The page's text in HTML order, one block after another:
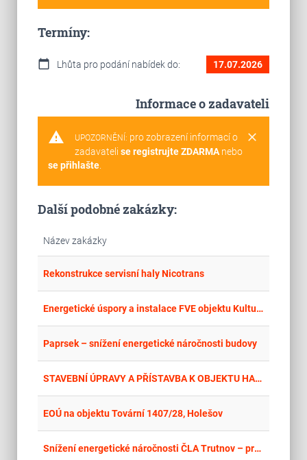
Termíny:
calendar_today Lhůta pro podání nabídek do: 17.07.2026
Informace o zadavateli
warning clear
UPOZORNĚNÍ: pro zobrazení informací o
zadavateli se registrujte ZDARMAnebo
se přihlašte.
Další podobné zakázky:
Název zakázky
Rekonstrukce servisní haly Nicotrans
Energetické úspory a instalace FVE objektu Kulturního domu Šumvald, č.p. 22
Paprsek – snížení energetické náročnosti budovy
STAVEBNÍ ÚPRAVY A PŘÍSTAVBA K OBJEKTU HAJNICE č.p. 3
EOÚ na objektu Tovární 1407/28, Holešov
Snížení energetické náročnosti ČLA Trutnov – pracoviště Svoboda n. Úpou (garáže) – stavební práce